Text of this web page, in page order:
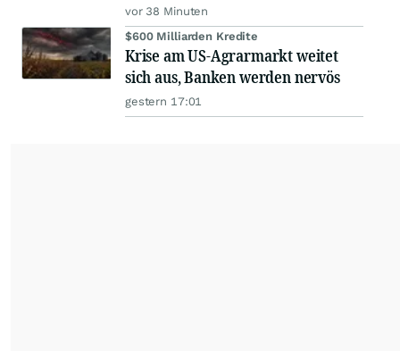
vor 38 Minuten
$600 Milliarden Kredite
Krise am US-Agrarmarkt weitet
sich aus, Banken werden nervös
gestern 17:01